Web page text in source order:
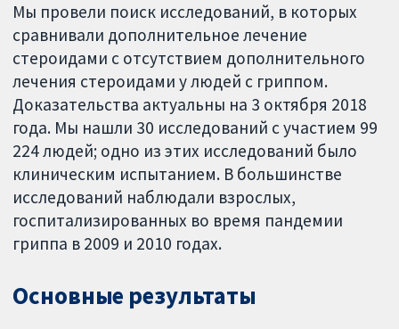
Мы провели поиск исследований, в которых
сравнивали дополнительное лечение
стероидами с отсутствием дополнительного
лечения стероидами у людей с гриппом.
Доказательства актуальны на 3 октября 2018
года. Мы нашли 30 исследований с участием 99
224 людей; одно из этих исследований было
клиническим испытанием. В большинстве
исследований наблюдали взрослых,
госпитализированных во время пандемии
гриппа в 2009 и 2010 годах.
Основные результаты